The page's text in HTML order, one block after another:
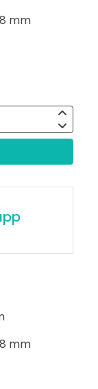
mm
mm